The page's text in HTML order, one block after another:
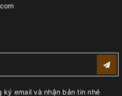
ký email và nhận bản tin nhé